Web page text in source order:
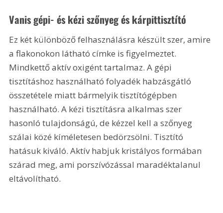
Vanis gépi- és kézi szőnyeg és kárpittisztító
Ez két különböző felhasználásra készült szer, amire
a flakonokon látható címke is figyelmeztet.
Mindkettő aktív oxigént tartalmaz. A gépi
tisztításhoz használható folyadék habzásgátló
összetétele miatt bármelyik tisztítógépben
használható. A kézi tisztításra alkalmas szer
hasonló tulajdonságú, de kézzel kell a szőnyeg
szálai közé kíméletesen bedörzsölni. Tisztító
hatásuk kiváló. Aktív habjuk kristályos formában
szárad meg, ami porszívózással maradéktalanul
eltávolítható.